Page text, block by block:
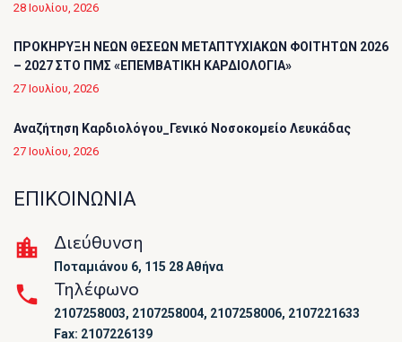
28 Ιουλίου, 2026
ΠΡΟΚΗΡΥΞΗ ΝΕΩΝ ΘΕΣΕΩΝ ΜΕΤΑΠΤΥΧΙΑΚΩΝ ΦΟΙΤΗΤΩΝ 2026
– 2027 ΣΤΟ ΠΜΣ «ΕΠΕΜΒΑΤΙΚΗ ΚΑΡΔΙΟΛΟΓΙΑ»
27 Ιουλίου, 2026
Αναζήτηση Καρδιολόγου_Γενικό Νοσοκομείο Λευκάδας
27 Ιουλίου, 2026
ΕΠΙΚΟΙΝΩΝΙΑ
Διεύθυνση
Ποταμιάνου 6, 115 28 Αθήνα
Τηλέφωνο
2107258003, 2107258004, 2107258006, 2107221633
Fax: 2107226139